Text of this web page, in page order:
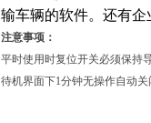
输车辆的软件。还有
注意事项：
平时使用时复位开关必须保持
待机界面下1分钟无操作自动